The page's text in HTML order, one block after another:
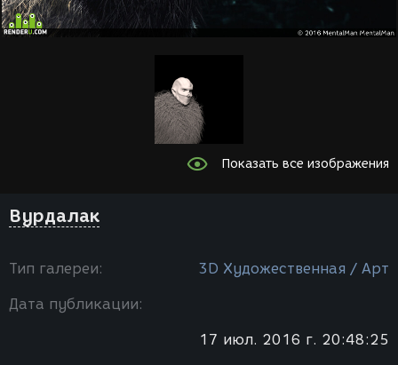
Показать все изображения
Вурдалак
Тип галереи: 3D Художественная / Арт
Дата публикации:
17 июл. 2016 г. 20:48:25